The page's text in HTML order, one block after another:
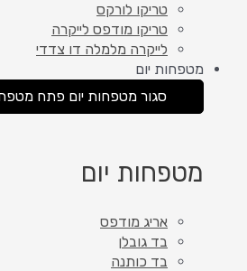
טריקו לורקס
טריקו מודפס לייקרה
לייקרה מלמלה דו צדדי
מטפחות יום
סגור מטפחות יום פתח מטפחות יום
מטפחות יום
אריג מודפס
בד גובלן
בד כותנה